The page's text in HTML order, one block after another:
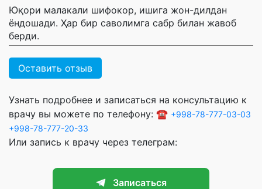
Юқори малакали шифокор, ишига жон-дилдан
ёндошади. Ҳар бир саволимга сабр билан жавоб
берди.
Оставить отзыв
Узнать подробнее и записаться на консультацию к
врачу вы можете по телефону: ☎️ +998-78-777-03-03
+998-78-777-20-33
Или запись к врачу через телеграм:
Записаться